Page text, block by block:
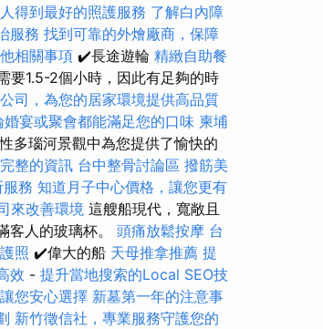
得到最好的照護服務 了解白內障
服務 找到可靠的外燴廠商，保障
相關事項 ✔️長途遊輪 精緻自助餐
要1.5-2個小時，因此有足夠的時
司，為您的居家環境提供高品質
宴或聚會都能滿足您的口味 柬埔
多瑙河景觀中為您提供了愉快的
整的資訊 台中整骨討論區 撥筋美
務 知道月子中心價格，讓您更有
來改善環境 這艘船現代，寬敞且
客人的玻璃杯。 頭痛放鬆按摩 台
照 ✔️偉大的船 天母推拿推薦 提
效 - 提升當地搜索的Local SEO技
您安心選擇 新墓第一年的注意事
新竹徵信社，專業服務守護您的